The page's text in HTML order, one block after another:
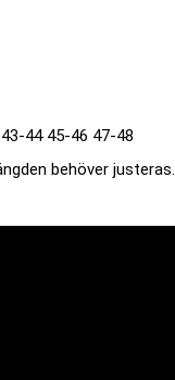
44 45-46 47-48
behöver justeras.